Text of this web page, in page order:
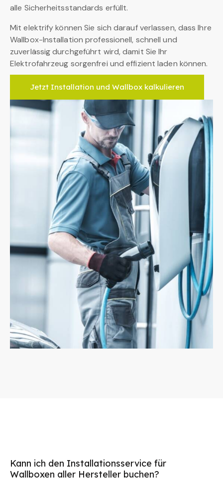
alle Sicherheitsstandards erfüllt.
Mit elektrify können Sie sich darauf verlassen, dass Ihre
Wallbox-Installation professionell, schnell und
zuverlässig durchgeführt wird, damit Sie Ihr
Elektrofahrzeug sorgenfrei und effizient laden können.
Jetzt Installation und Wallbox kalkulieren
Kann ich den Installationsservice für
Wallboxen aller Hersteller buchen?